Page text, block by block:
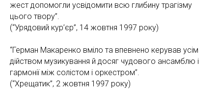
жест допомогли усвідомити всю глибину трагізму
цього твору”.
(“Урядовий кур’єр”, 14 жовтня 1997 року)
“Герман Макаренко вміло та впевнено керував усім
дійством музикування й досяг чудового ансамблю і
гармонії між солістом і оркестром”.
(“Хрещатик”, 2 жовтня 1997 року)